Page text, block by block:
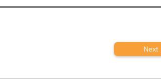
Next